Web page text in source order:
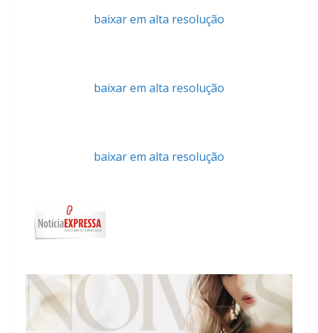
baixar em alta resolução
baixar em alta resolução
baixar em alta resolução